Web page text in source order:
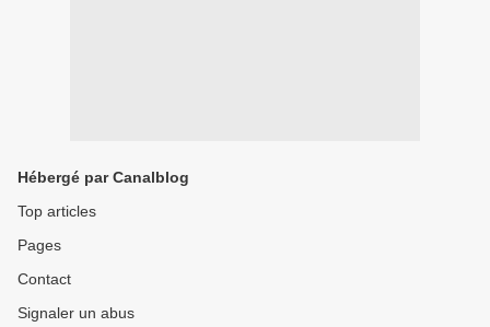
Hébergé par Canalblog
Top articles
Pages
Contact
Signaler un abus